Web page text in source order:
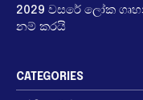
2029 වසරේ ලෝක
නම් කරයි
CATEGORIES